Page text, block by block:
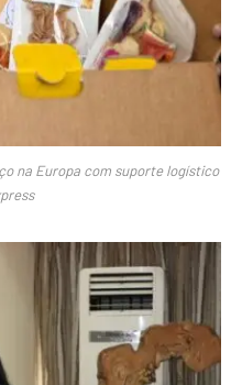
na Europa com suporte logístico